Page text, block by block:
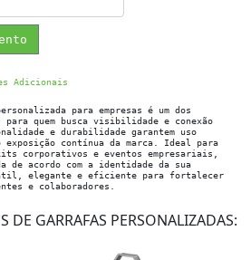
Adicionais
para empresas é um dos
quem busca visibilidade e conexão
e durabilidade garantem uso
exposição contínua da marca. Ideal para
corporativos e eventos empresariais,
de acordo com a identidade da sua
elegante e eficiente para fortalecer
e colaboradores.
DE GARRAFAS PERSONALIZADAS: